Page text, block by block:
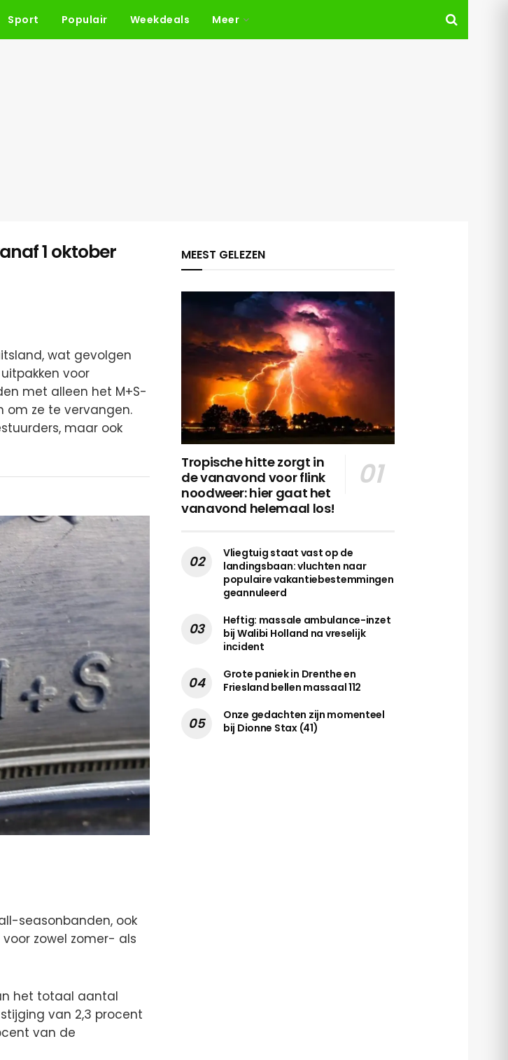
Sport Populair Weekdeals Meer
1 oktober
wat gevolgen
voor
met alleen het M+S-
om ze te vervangen.
maar ook
seasonbanden, ook
zowel zomer- als
het totaal aantal
van 2,3 procent
van de
MEEST GELEZEN
Tropische hitte zorgt in
de vanavond voor flink
noodweer: hier gaat het
vanavond helemaal los!
Vliegtuig staat vast op de
landingsbaan: vluchten naar
populaire vakantiebestemmingen
geannuleerd
Heftig: massale ambulance-inzet
bij Walibi Holland na vreselijk
incident
Grote paniek in Drenthe en
Friesland bellen massaal 112
Onze gedachten zijn momenteel
bij Dionne Stax (41)